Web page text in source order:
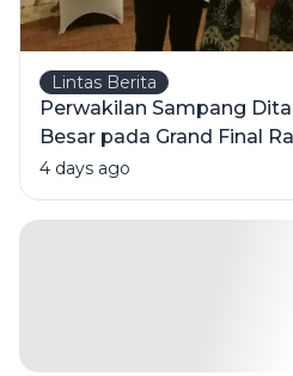
Lintas Berita
Perwakilan Sampang
Besar pada Grand Final
4 days ago